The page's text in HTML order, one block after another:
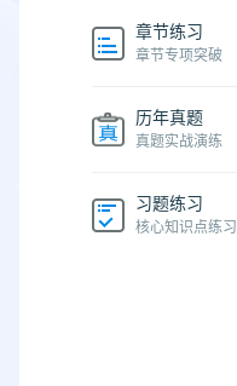
章节练习
章节专项突破
历年真题
真题实战演练
习题练习
核心知识点练习